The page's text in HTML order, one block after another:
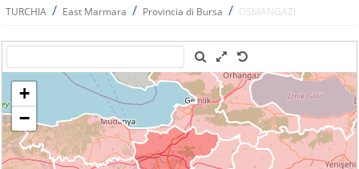
TURCHIA / East Marmara / Provincia di Bursa / OSMANGAZİ